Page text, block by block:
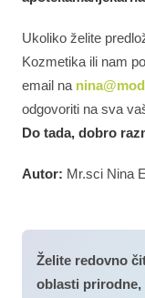
Ukoliko želite
Kozmetika ili nam
email na
odgovoriti na sva
Do tada, dobro
Autor: Mr.sci Nina
Želite redovno
oblasti prirodne,